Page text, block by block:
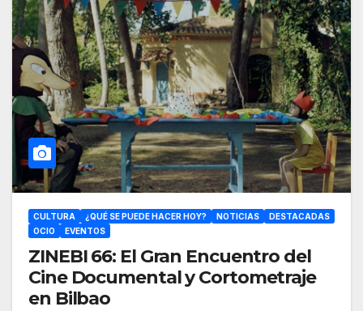
CULTURA ¿QUÉ SE PUEDE HACER HOY? NOTICIAS
DESTACADAS
OCIO
EVENTOS
ZINEBI 66: El Gran Encuentro del
Cine Documental y Cortometraje
en Bilbao